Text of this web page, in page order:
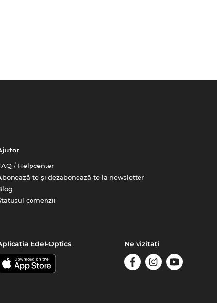
/ Helpcenter
te și dezabonează-te la newsletter
comenzii
Edel-Optics Ne vizitați